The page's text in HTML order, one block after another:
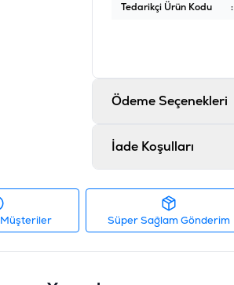
Tedarikçi Ürün Kodu
:
Ödeme Seçenekleri
İade Koşulları
Süper Sağlam Gönderim